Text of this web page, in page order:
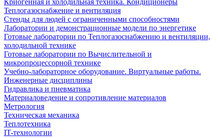
Криогенная и холодильная техника. Кондиционеры
Теплогазоснабжение и вентиляция
Стенды для людей с ограниченными способностями
Лаборатории и демонстрационные модели по энергетике
Готовые лаборатории по Теплогазоснабжению и вентиляции,
холодильной технике
Готовые лаборатории по Вычислительной и
микропроцессорной технике
Учебно-лабораторное оборудование. Виртуальные работы.
Инженерные дисциплины
Гидравлика и пневматика
Материаловедение и сопротивление материалов
Метрология
Техническая механика
Теплотехника
IT-технологии